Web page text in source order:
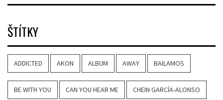
ŠTÍTKY
ADDICTED AKON ALBUM AWAY BAILAMOS
BE WITH YOU CAN YOU HEAR ME CHEIN GARCÍA-ALONSO